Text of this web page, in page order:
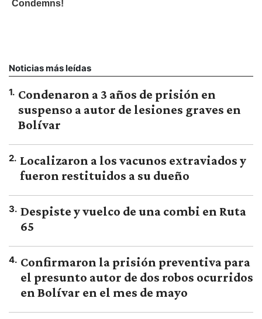
Noticias más leídas
1. Condenaron a 3 años de prisión en
suspenso a autor de lesiones graves en
Bolívar
2. Localizaron a los vacunos extraviados y
fueron restituidos a su dueño
3. Despiste y vuelco de una combi en Ruta
65
4. Confirmaron la prisión preventiva para
el presunto autor de dos robos ocurridos
en Bolívar en el mes de mayo